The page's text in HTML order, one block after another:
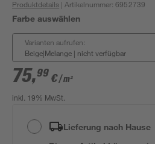
Produktdetails | Artikelnummer:6952739
Farbe auswählen
Varianten aufrufen:
Beige|Melange | nicht verfügbar
75,99 €/ m²
inkl. 19% MwSt.
Lieferung nach Hause